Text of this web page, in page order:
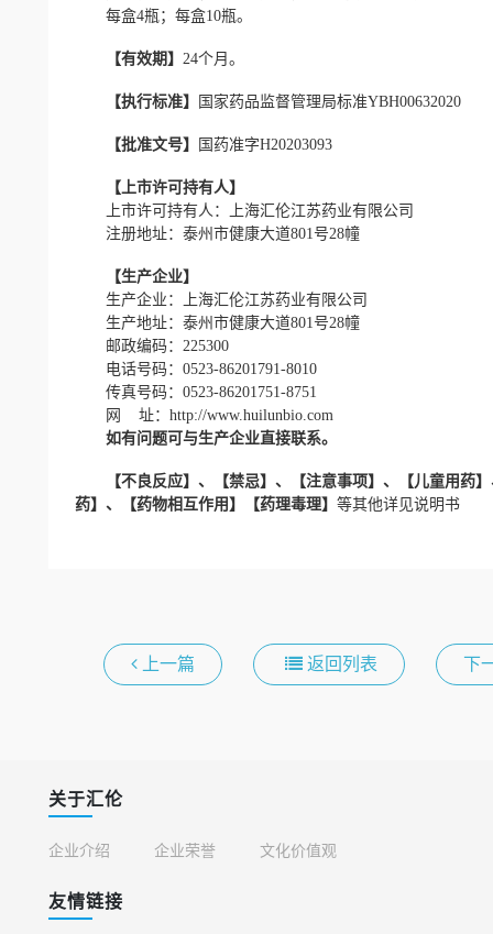
每盒4瓶；每盒10瓶。
【有效期】 24个月。
【执行标准】 国家药品监督管理局标准YBH00632020
【批准文号】 国药准字H20203093
【上市许可持有人】
上市许可持有人：上海汇伦江苏药业有限公司
注册地址：泰州市健康大道801号28幢
【生产企业】
生产企业：上海汇伦江苏药业有限公司
生产地址：泰州市健康大道801号28幢
邮政编码：225300
电话号码：0523-86201791-8010
传真号码：0523-86201751-8751
网 址：http://www.huilunbio.com
如有问题可与生产企业直接联系。
【不良反应】、【禁忌】、【注意事项】、【儿童用药
药】、【药物相互作用】【药理毒理】 等其他详见说明书
上一篇 返回列表 下
关于汇伦
企业介绍 企业荣誉 文化价值观
友情链接